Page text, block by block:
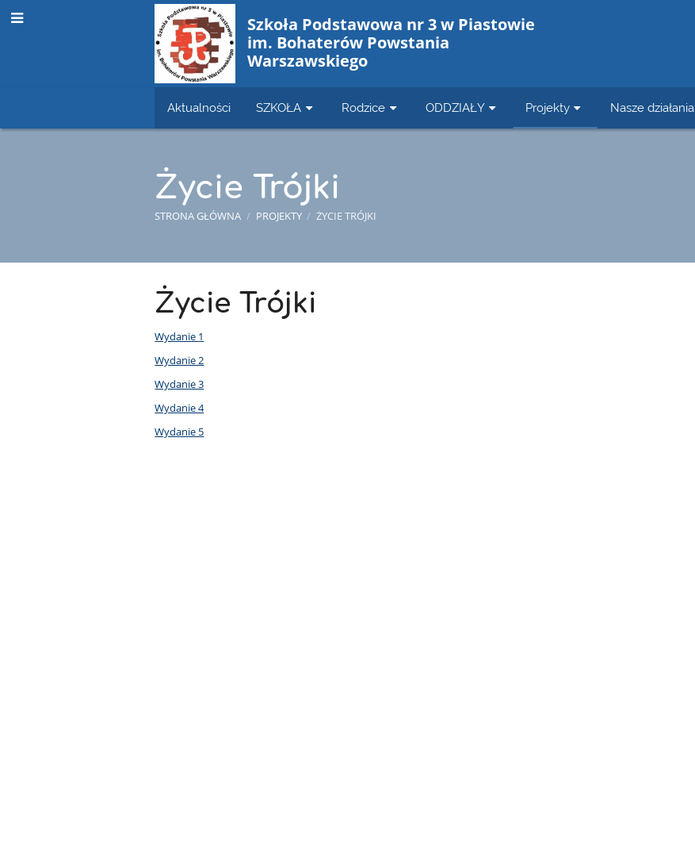
Szkoła Podstawowa nr 3 w Piastowie
im. Bohaterów Powstania
Warszawskiego
Aktualności SZKOŁA Rodzice ODDZIAŁY Projekty Nasze działania
Życie Trójki
STRONA GŁÓWNA / PROJEKTY / ŻYCIE TRÓJKI
Życie
Trójki
Życie Trójki
Wydanie 1
Wydanie 2
Wydanie 3
Wydanie 4
Wydanie 5